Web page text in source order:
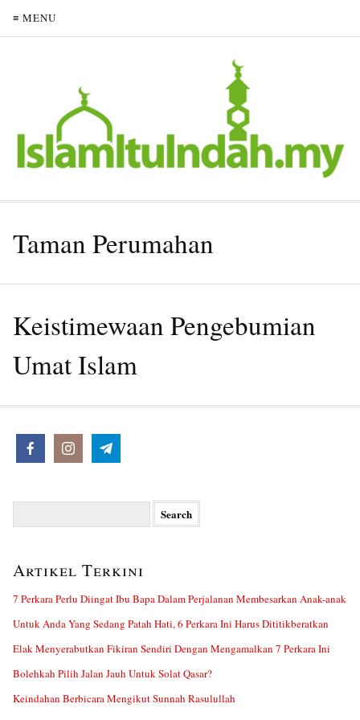
≡ MENU
Taman Perumahan
Keistimewaan Pengebumian
Umat Islam
Artikel Terkini
7 Perkara Perlu Diingat Ibu Bapa Dalam Perjalanan Membesarkan Anak-anak
Untuk Anda Yang Sedang Patah Hati, 6 Perkara Ini Harus Dititikberatkan
Elak Menyerabutkan Fikiran Sendiri Dengan Mengamalkan 7 Perkara Ini
Bolehkah Pilih Jalan Jauh Untuk Solat Qasar?
Keindahan Berbicara Mengikut Sunnah Rasulullah